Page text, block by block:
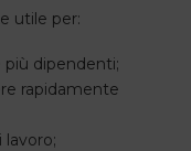
utile per:
dipendenti;
rapidamente